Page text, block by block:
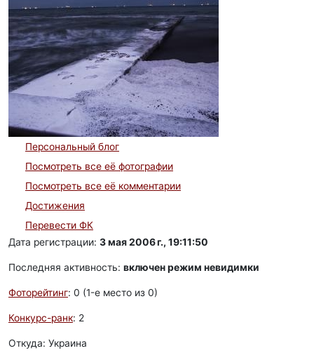
Персональный блог
Посмотреть все её фотографии
Посмотреть все её комментарии
Достижения
Перевести ФК
Дата регистрации: 3 мая 2006 г., 19:11:50
Последняя активность: включен режим невидимки
Фоторейтинг: 0 (1-e место из 0)
Конкурс-ранк: 2
Откуда: Украина